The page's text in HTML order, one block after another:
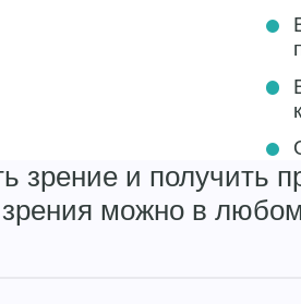
зрение и получить
зрения можно в